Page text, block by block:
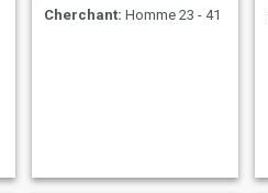
Cherchant: Homme 23 - 41